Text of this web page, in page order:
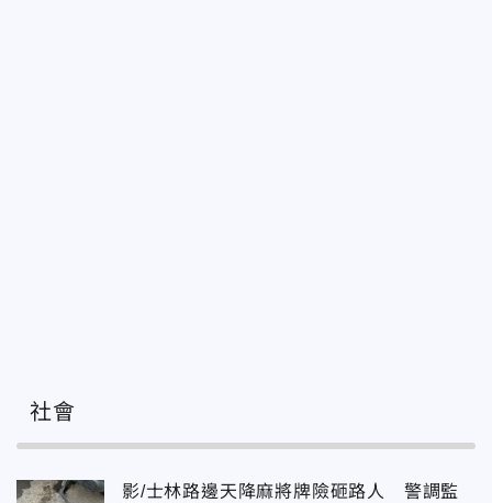
社會
影/士林路邊天降麻將牌險砸路人 警調監